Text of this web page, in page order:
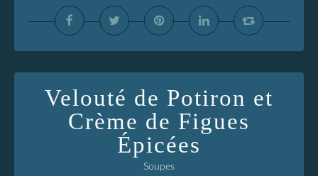
Velouté de Potiron et
Crème de Figues
Épicées
Soupes